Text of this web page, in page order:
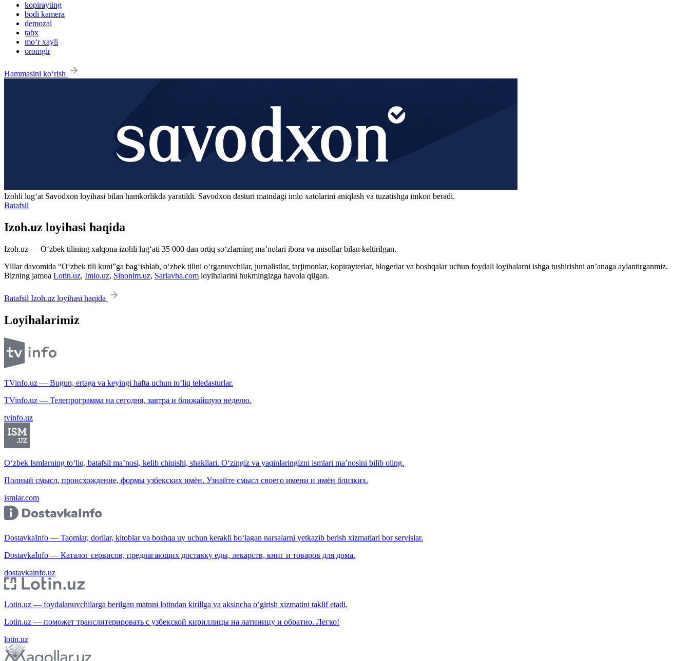
kopirayting
bodi kamera
demozal
tabx
mo‘r xayli
oromgir
Hammasini ko‘rish
Izohli lugʻat Savodxon loyihasi bilan hamkorlikda yaratildi. Savodxon dasturi matndagi imlo xatolarini aniqlash va tuzatishga imkon beradi.
Batafsil
Izoh.uz loyihasi haqida
Izoh.uz — O‘zbek tilining xalqona izohli lug‘ati 35 000 dan ortiq so‘zlarning ma’nolari ibora va misollar bilan keltirilgan.
Yillar davomida “O‘zbek tili kuni”ga bag‘ishlab, o‘zbek tilini o‘rganuvchilar, jurnalistlar, tarjimonlar, kopirayterlar, blogerlar va boshqalar uchun foydali loyihalarni ishga tushirishni an’anaga aylantirganmiz.
Bizning jamoa Lotin.uz, Imlo.uz, Sinonim.uz, Sarlavha.com loyihalarini hukmingizga havola qilgan.
Batafsil Izoh.uz loyihasi haqida
Loyihalarimiz
TVinfo.uz — Bugun, ertaga va keyingi hafta uchun to‘liq teledasturlar.
TVinfo.uz — Телепрограмма на сегодня, завтра и ближайшую неделю.
tvinfo.uz
O‘zbek Ismlarning to‘liq, batafsil ma’nosi, kelib chiqishi, shakllari. O‘zingiz va yaqinlaringizni ismlari ma’nosini bilib oling.
Полный смысл, происхождение, формы узбекских имён. Узнайте смысл своего имени и имён близких.
ismlar.com
DostavkaInfo — Taomlar, dorilar, kitoblar va boshqa uy uchun kerakli bo‘lagan narsalarni yetkazib berish xizmatlari bor servislar.
DostavkaInfo — Каталог сервисов, предлагающих доставку еды, лекарств, книг и товаров для дома.
dostavkainfo.uz
Lotin.uz — foydalanuvchilarga berilgan matnni lotindan kirillga va aksincha o‘girish xizmatini taklif etadi.
Lotin.uz — поможет транслитерировать с узбекской кириллицы на латиницу и обратно. Легко!
lotin.uz